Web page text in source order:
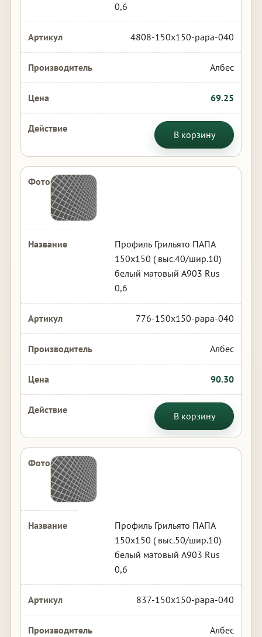
0,6
4808-150x150-papa-040
Албес
69.25
В корзину
Профиль Грильято ПАПА
150х150 ( выс.40/шир.10)
белый матовый А903 Rus
0,6
776-150x150-papa-040
Албес
90.30
В корзину
Профиль Грильято ПАПА
150х150 ( выс.50/шир.10)
белый матовый А903 Rus
0,6
837-150x150-papa-040
Албес